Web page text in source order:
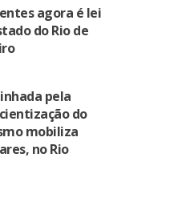
agora é lei
do Rio de
pela
do
mobiliza
no Rio